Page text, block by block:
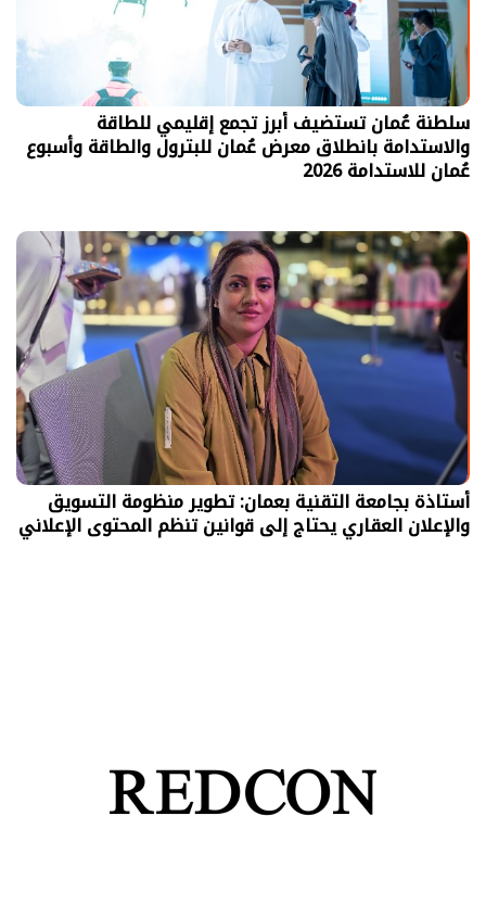
سلطنة عُمان تستضيف أبرز تجمع إقليمي للطاقة
والاستدامة بانطلاق معرض عُمان للبترول والطاقة وأسبوع
عُمان للاستدامة 2026
أستاذة بجامعة التقنية بعمان: تطوير منظومة التسويق
والإعلان العقاري يحتاج إلى قوانين تنظم المحتوى الإعلاني